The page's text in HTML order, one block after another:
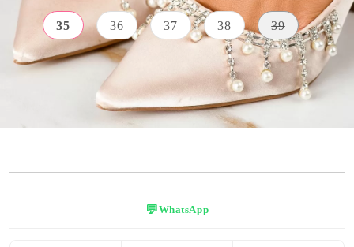
35 36 37 38 39
ANYAG
Textil Anyag
SAROK
MAGASSÁGA
10
💬WhatsApp